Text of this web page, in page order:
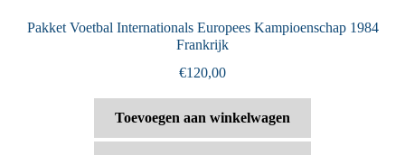
Pakket Voetbal Internationals Europees Kampioenschap 1984
Frankrijk
€120,00
Toevoegen aan winkelwagen